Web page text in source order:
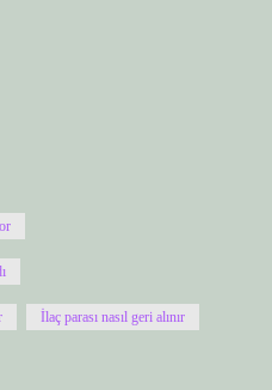
İlaç parası nasıl geri alınır